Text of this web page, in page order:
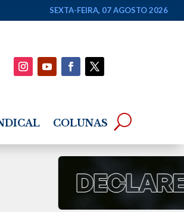
gratuita de chorinho em homenagem ao Dia
SEXTA-FEIRA, 07 AGOSTO 2026
COLUNAS